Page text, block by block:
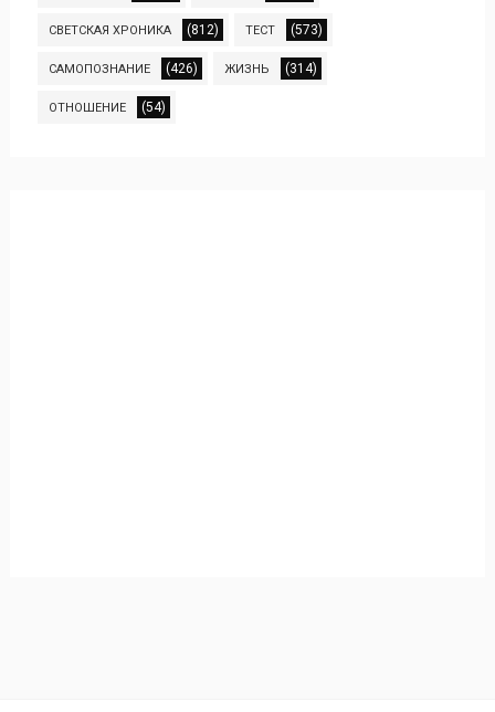
СВЕТСКАЯ ХРОНИКА (812) ТЕСТ (573)
САМОПОЗНАНИЕ (426) ЖИЗНЬ (314)
ОТНОШЕНИЕ (54)